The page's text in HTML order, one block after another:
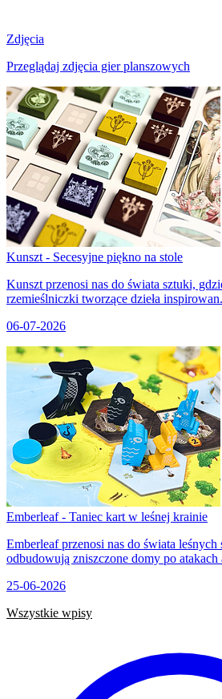
Zdjęcia
Przeglądaj zdjęcia gier planszowych
Kunszt - Secesyjne piękno na stole
Kunszt przenosi nas do świata sztuki,
rzemieślniczki tworzące dzieła
06-07-2026
Emberleaf - Taniec kart w leśnej krainie
Emberleaf przenosi nas do świata
odbudowują zniszczone domy po atakach
25-06-2026
Wszystkie wpisy